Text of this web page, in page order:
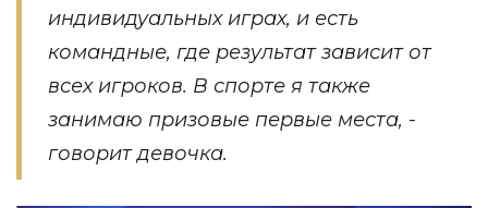
индивидуальных играх, и есть
командные, где результат зависит от
всех игроков. В спорте я также
занимаю призовые первые места, -
говорит девочка.